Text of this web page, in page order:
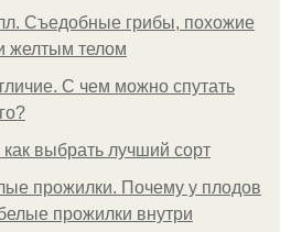
Съедобные грибы, похожие
желтым телом
С чем можно спутать
выбрать лучший сорт
прожилки. Почему у плодов
прожилки внутри